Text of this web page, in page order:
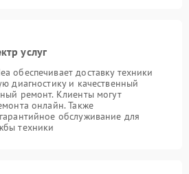
услуг
обеспечивает доставку техники
диагностику и качественный
ремонт. Клиенты могут
онлайн. Также
обслуживание для
техники